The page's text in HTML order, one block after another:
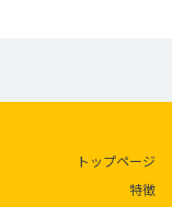
トップページ
特徴